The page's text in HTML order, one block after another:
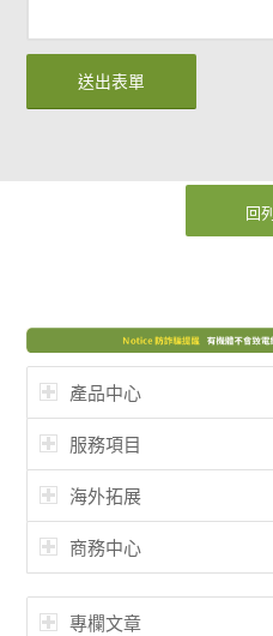
回
產品中心
服務項目
海外拓展
商務中心
專欄文章